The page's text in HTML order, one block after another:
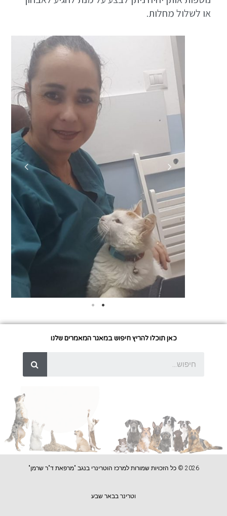
או לשלול מחלות.
כאן תוכלו להריץ חיפוש במאגר המאמרים שלנו
2026 © כל הזכויות שמורות למרכז הוטרינרי בנגב "מרפאת ד"ר שרמן"
וטרינר בבאר שבע